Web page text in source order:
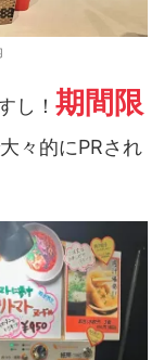
し！ 期間限
々的にPRされ